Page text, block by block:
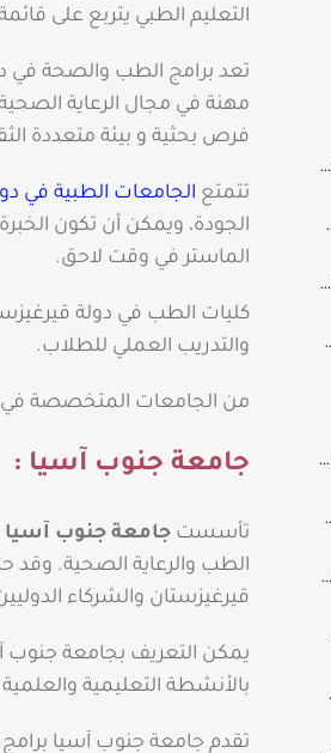
جامعة جنوب آسيا :
التعليم الطبي يتربع على
تعد برامج الطب والصحة في
مهنة في مجال الرعاية
فرص بحثية و بيئة متعددة
تتمتع الجامعات الطبية في
الجودة، ويمكن أن تكون
الماستر في وقت لاحق.
كليات الطب في دولة
والتدريب العملي للطلاب.
من الجامعات المتخصصة
جامعة جنوب آسيا :
تأسست جامعة جنوب آسيا
الطب والرعاية الصحية.
قيرغيزستان والشركاء
يمكن التعريف بجامعة جنوب
بالأنشطة التعليمية والعلمية
تقدم جامعة جنوب آسيا